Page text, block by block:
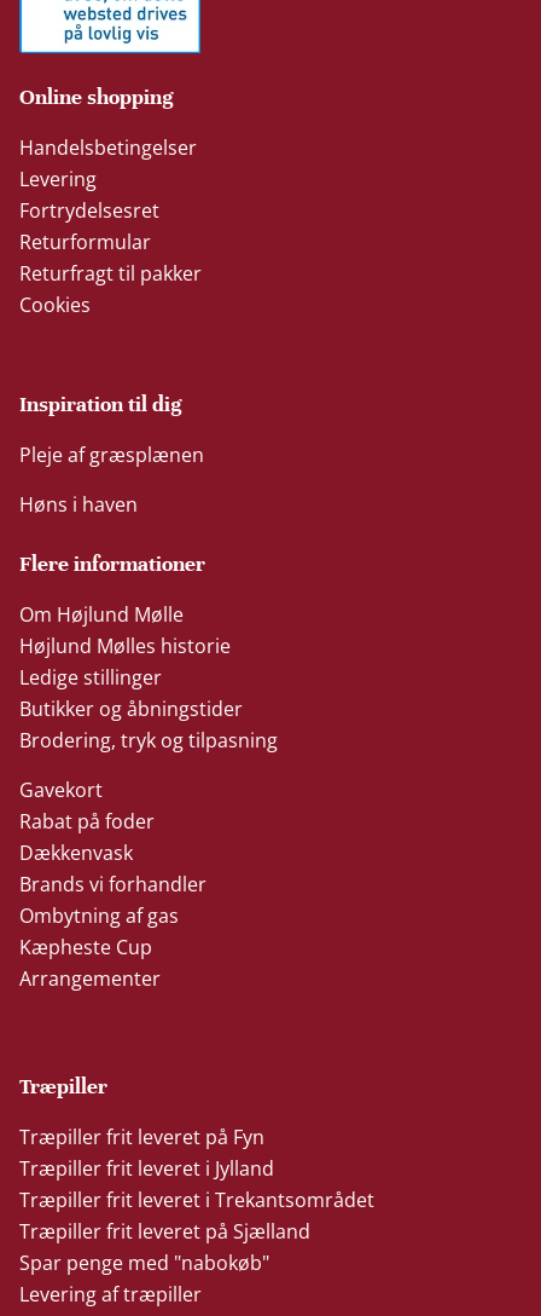
Online shopping
Handelsbetingelser
Levering
Fortrydelsesret
Returformular
Returfragt til pakker
Cookies
Inspiration til dig
Pleje af græsplænen
Høns i haven
Flere informationer
Om Højlund Mølle
Højlund Mølles historie
Ledige stillinger
Butikker og åbningstider
Brodering, tryk og tilpasning
Gavekort
Rabat på foder
Dækkenvask
Brands vi forhandler
Ombytning af gas
Kæpheste Cup
Arrangementer
Træpiller
Træpiller frit leveret på Fyn
Træpiller frit leveret i Jylland
Træpiller frit leveret i Trekantsområdet
Træpiller frit leveret på Sjælland
Spar penge med "nabokøb"
Levering af træpiller